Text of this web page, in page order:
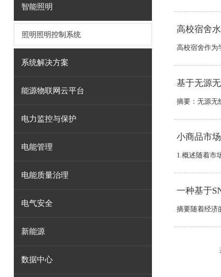
智能照明
照明照明控制系统
系统解决方案
能源物联网云平台
电力监控与保护
电能管理
电能质量治理
电气安全
新能源
数据中心
高校宿舍
高校宿舍作为
基于无源
摘要：无源无
小商品市
1.概述随着市
一种基于
摘要随着经济